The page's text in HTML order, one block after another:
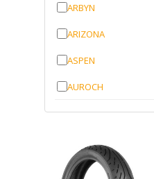
ARBYN
ARIZONA
ASPEN
AUROCH
AURORENSE
BRV BORRACHAS